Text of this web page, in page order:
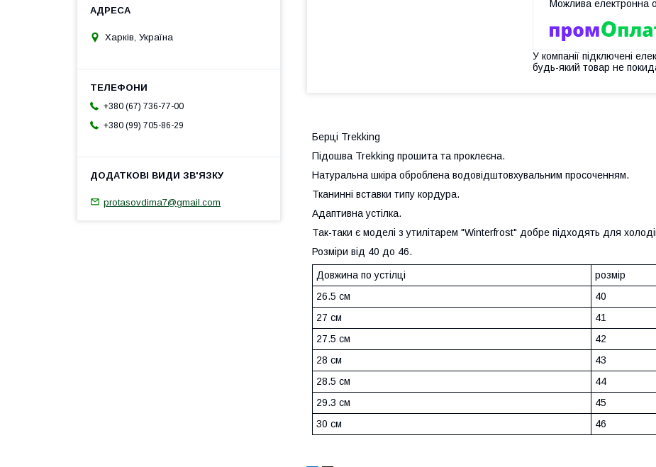
У компанії підключені
будь-який товар не
Берці Trekking
Підошва Trekking прошита та проклеєна.
Натуральна шкіра оброблена водовідштовхувальним просоченням.
Тканинні вставки типу кордура.
Адаптивна устілка.
Так-таки є моделі з утилітарем "Winterfrost" добре підходять для
Розміри від 40 до 46.
Довжина по устілці
розмір
26.5 см
40
27 см
41
27.5 см
42
28 см
43
28.5 см
44
29.3 см
45
30 см
46
Харків, Україна
+380 (67) 736-77-00
+380 (99) 705-86-29
protasovdima7@gmail.com